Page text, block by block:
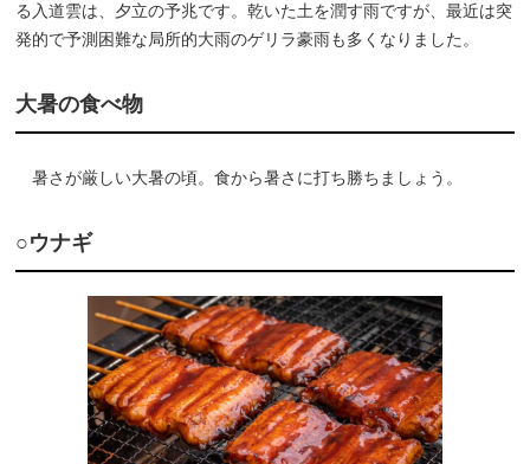
る入道雲は、夕立の予兆です。乾いた土を潤す雨ですが、最近は突
発的で予測困難な局所的大雨のゲリラ豪雨も多くなりました。
大暑の食べ物
暑さが厳しい大暑の頃。食から暑さに打ち勝ちましょう。
○ウナギ